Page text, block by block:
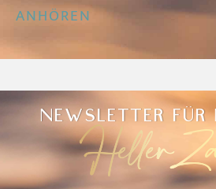
ANHÖREN
NEWSLETTER FÜR